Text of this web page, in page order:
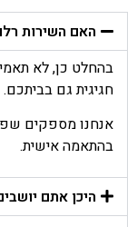
האם השירות
בהחלט כן, לא
חגיגית גם בביתכם.
אנחנו מספקים
בהתאמה אישית.
היכן אתם